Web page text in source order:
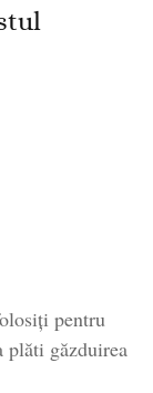
pentru
plăti găzduirea